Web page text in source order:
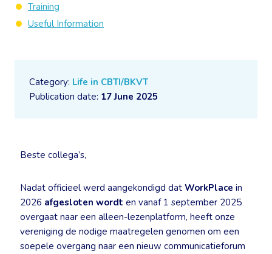
Category: Life in CBTI/BKVT
Publication date: 17 June 2025
Beste collega’s,
Nadat officieel werd aangekondigd dat WorkPlace in
2026 afgesloten wordt en vanaf 1 september 2025
overgaat naar een alleen-lezenplatform, heeft onze
vereniging de nodige maatregelen genomen om een
soepele overgang naar een nieuw communicatieforum
Training
Useful Information